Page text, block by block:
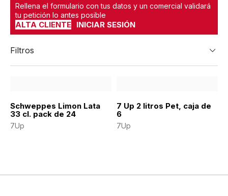
Rellena el formulario con tus datos y un comercial validará
tu petición lo antes posible
ALTA CLIENTE INICIAR SESIÓN
Filtros
Schweppes Limon Lata
33 cl. pack de 24
7Up
7 Up 2 litros Pet, caja de
6
7Up